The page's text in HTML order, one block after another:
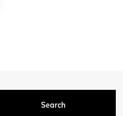
Search